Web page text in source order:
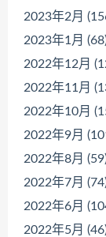
2023年2月
2023年1月
2022年12月
2022年11月
2022年10月
2022年9月
2022年8月
2022年7月
2022年6月
2022年5月